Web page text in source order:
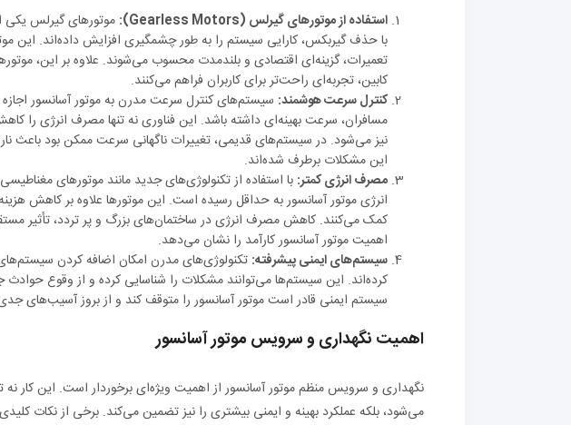
استفاده از موتورهای گیرلس (Gearless Motors):
موتورهای گیرلس یکی
با حذف گیربکس، کارایی سیستم را به طور چشمگیری افزایش داده‌اند. این
تعمیرات، گزینه‌ای اقتصادی و بلندمدت محسوب می‌شوند. علاوه بر این،
کابین، تجربه‌ای راحت‌تر برای کاربران فراهم می‌کنند.
کنترل سرعت هوشمند: سیستم‌های کنترل سرعت مدرن به موتور آسانسور اجازه
مسافران، سرعت بهینه‌ای داشته باشد. این فناوری نه تنها مصرف انرژی را
نیز می‌شود. در سیستم‌های قدیمی، تغییرات ناگهانی سرعت ممکن بود باعث
این مشکلات برطرف شده‌اند.
مصرف انرژی کمتر:
انرژی موتور آسانسور به حداقل رسیده است. این موتورها علاوه بر کاهش
کمک می‌کنند. کاهش مصرف انرژی در ساختمان‌های بزرگ و پر تردد، تأثیر
اهمیت موتور آسانسور کارآمد را نشان می‌دهد.
سیستم‌های ایمنی پیشرفته: تکنولوژی‌های مدرن امکان اضافه کردن
کرده‌اند. این سیستم‌ها می‌توانند مشکلات را شناسایی کرده و از وقوع
سیستم ایمنی قادر است موتور آسانسور را متوقف کند و از بروز آسیب‌های
اهمیت نگهداری و سرویس موتور آسانسور
نگهداری و سرویس منظم موتور آسانسور از اهمیت ویژه‌ای برخوردار است. این کار نه
می‌شود، بلکه عملکرد بهینه و ایمنی بیشتری را نیز تضمین می‌کند. برخی از نکات کلیدی